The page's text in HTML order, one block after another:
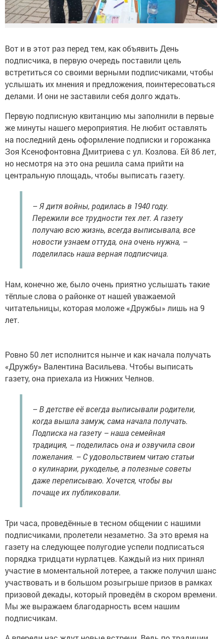
Вот и в этот раз перед тем, как объявить День
подписчика, в первую очередь поставили цель
встретиться со своими верными подписчиками, чтобы
услышать их мнения и предложения, поинтересоваться
делами. И они не заставили себя долго ждать.
Первую подписную квитанцию мы заполнили в первые
же минуты нашего мероприятия. Не любит оставлять
на последний день оформление подписки и горожанка
Зоя Ксенофонтовна Дмитриева с ул. Козлова. Ей 86 лет,
но несмотря на это она решила сама прийти на
центральную площадь, чтобы выписать газету.
– Я дитя войны, родилась в 1940 году.
Пережили все трудности тех лет. А газету
получаю всю жизнь, всегда выписывала, все
новости узнаем оттуда, она очень нужна, –
поделилась наша верная подписчица.
Нам, конечно же, было очень приятно услышать такие
тёплые слова о районке от нашей уважаемой
читательницы, которая моложе «Дружбы» лишь на 9
лет.
Ровно 50 лет исполнится нынче и как начала получать
«Дружбу» Валентина Васильева. Чтобы выписать
газету, она приехала из Нижних Челнов.
– В детстве её всегда выписывали родители,
когда вышла замуж, сама начала получать.
Подписка на газету – наша семейная
традиция, – поделилась она и озвучила свои
пожелания. – С удовольствием читаю статьи
о кулинарии, рукоделье, а полезные советы
даже переписываю. Хочется, чтобы вы
почаще их публиковали.
Три часа, проведённые в тесном общении с нашими
подписчиками, пролетели незаметно. За это время на
газету на следующее полугодие успели подписаться
порядка тридцати нурлатцев. Каждый из них принял
участие в моментальной лотерее, а также получил шанс
участвовать и в большом розыгрыше призов в рамках
призовой декады, который проведём в скором времени.
Мы же выражаем благодарность всем нашим
подписчикам.